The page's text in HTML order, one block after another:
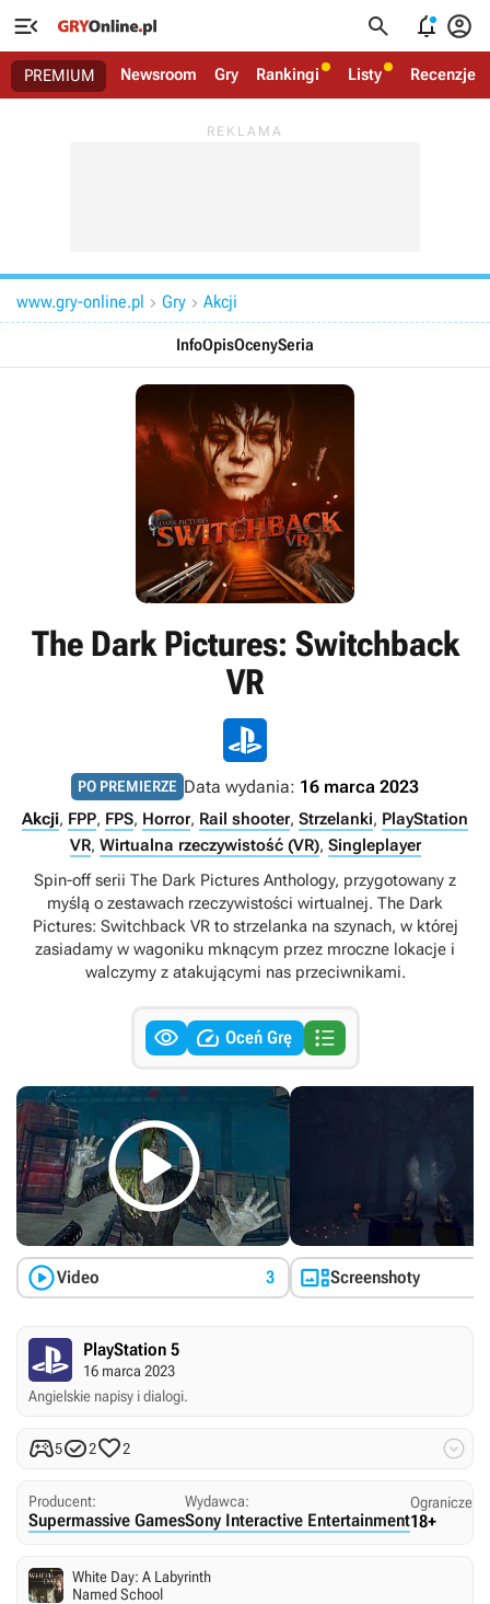
   
PREMIUM Newsroom Gry Rankingi Listy Recenzje
www.gry-online.pl  Gry  Akcji
InfoOpisOcenySeria
The Dark Pictures: Switchback
VR
PO PREMIERZE Data wydania: 16 marca 2023
Akcji, FPP, FPS, Horror, Rail shooter, Strzelanki, PlayStation
VR, Wirtualna rzeczywistość (VR), Singleplayer
Spin-off serii The Dark Pictures Anthology, przygotowany z
myślą o zestawach rzeczywistości wirtualnej. The Dark
Pictures: Switchback VR to strzelanka na szynach, w której
zasiadamy w wagoniku mknącym przez mroczne lokacje i
walczymy z atakującymi nas przeciwnikami.
  Oceń Grę 

Video 3 Screenshoty
PlayStation 5
16 marca 2023
Angielskie napisy i dialogi.
522 
Producent:
Supermassive Games
Wydawca:
Sony Interactive Entertainment18+
White Day: A Labyrinth
Named School